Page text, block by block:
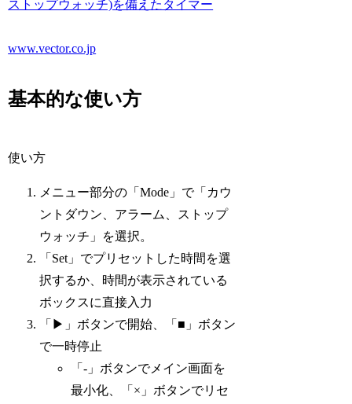
ストップウォッチ)を備えたタイマー
www.vector.co.jp
基本的な使い方
使い方
メニュー部分の「Mode」で「カウ
ントダウン、アラーム、ストップ
ウォッチ」を選択。
「Set」でプリセットした時間を選
択するか、時間が表示されている
ボックスに直接入力
「▶」ボタンで開始、「■」ボタン
で一時停止
「-」ボタンでメイン画面を
最小化、「×」ボタンでリセ